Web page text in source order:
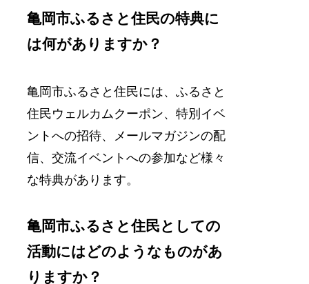
亀岡市ふるさと住民の特典に
は何がありますか？
亀岡市ふるさと住民には、ふるさと
住民ウェルカムクーポン、特別イベ
ントへの招待、メールマガジンの配
信、交流イベントへの参加など様々
な特典があります。
亀岡市ふるさと住民としての
活動にはどのようなものがあ
りますか？